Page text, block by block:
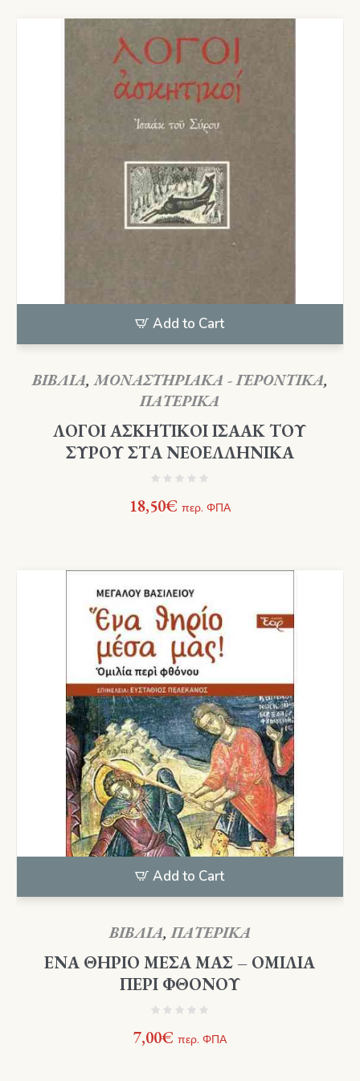
13,50€.είναι:
12,00€.
Add to Cart
ΒΙΒΛΙΑ,ΜΟΝΑΣΤΗΡΙΑΚΑ - ΓΕΡΟΝΤΙΚΑ,
ΠΑΤΕΡΙΚΑ
ΛΟΓΟΙ ΑΣΚΗΤΙΚΟΙ ΙΣΑΑΚ ΤΟΥ
ΣΥΡΟΥ ΣΤΑ ΝΕΟΕΛΛΗΝΙΚΑ
18,50€ περ. ΦΠΑ
Add to Cart
ΒΙΒΛΙΑ,ΠΑΤΕΡΙΚΑ
ΕΝΑ ΘΗΡΙΟ ΜΕΣΑ ΜΑΣ – ΟΜΙΛΙΑ
ΠΕΡΙ ΦΘΟΝΟΥ
7,00€ περ. ΦΠΑ